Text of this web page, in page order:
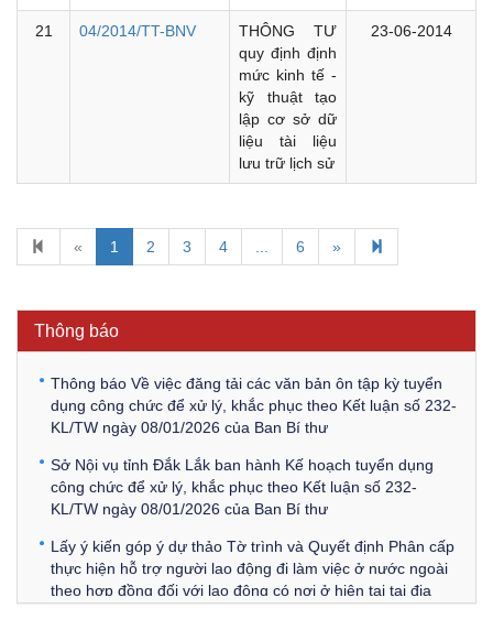
21 04/2014/TT-BNV
THÔNG TƯ
quy định định
mức kinh tế -
kỹ thuật tạo
lập cơ sở dữ
liệu tài liệu
lưu trữ lịch sử
23-06-2014
« 1 2 3 4 6 »
Thông báo
Kế hoạch Kiểm tra, sát hạch để tiếp nhận vào làm công
chức tỉnh Đắk Lắk năm 2026
công chức để xử lý, khắc phục theo Kết luận số 232-
KL/TW ngày 08/01/2026 của Ban Bí thư
Thông báo Về việc đăng tải các văn bản ôn tập kỳ tuyển
dụng công chức để xử lý, khắc phục theo Kết luận số 232-
KL/TW ngày 08/01/2026 của Ban Bí thư
Sở Nội vụ tỉnh Đắk Lắk ban hành Kế hoạch tuyển dụng
công chức để xử lý, khắc phục theo Kết luận số 232-
KL/TW ngày 08/01/2026 của Ban Bí thư
Lấy ý kiến góp ý dự thảo Tờ trình và Quyết định Phân cấp
thực hiện hỗ trợ người lao động đi làm việc ở nước ngoài
theo hợp đồng đối với lao động có nơi ở hiện tại tại địa
phương